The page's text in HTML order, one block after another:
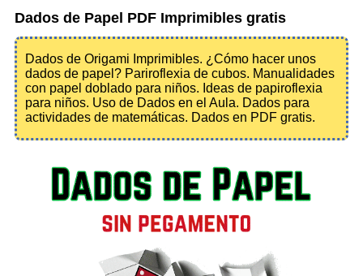
Dados de Papel PDF Imprimibles gratis
Dados de Origami Imprimibles. ¿Cómo hacer unos
dados de papel? Pariroflexia de cubos. Manualidades
con papel doblado para niños. Ideas de papiroflexia
para niños. Uso de Dados en el Aula. Dados para
actividades de matemáticas. Dados en PDF gratis.